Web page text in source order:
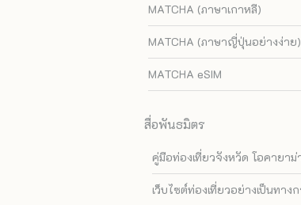
MATCHA (ภาษาเกาหลี)
MATCHA (ภาษาญี่ปุ่นอย่างง่าย)
MATCHA eSIM
สื่อพันธมิตร
คู่มือท่องเที่ยวจังหวัด โอคายาม่
เว็บไซต์ท่องเที่ยวอย่างเป็นทาง